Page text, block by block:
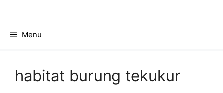
contentMenu
habitat burung tekukur